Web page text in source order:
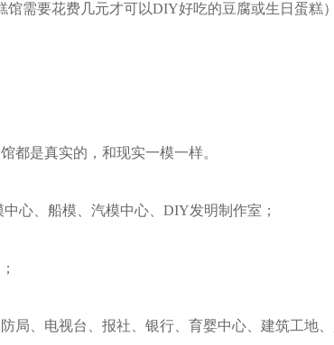
需要花费几元才可以DIY好吃的豆腐或生日蛋糕）
都是真实的，和现实一模一样。
心、船模、汽模中心、DIY发明制作室；
局、电视台、报社、银行、育婴中心、建筑工地